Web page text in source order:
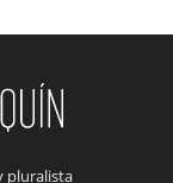
pluralista